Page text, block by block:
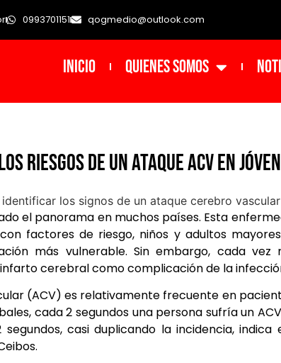
0993701151 qogmedio@outlook.com
INICIO Quienes Somos
riesgos de un ataque ACV en
el panorama en muchos países. Esta
factores de riesgo, niños y adultos
más vulnerable. Sin embargo, cada vez
cerebral como complicación de la
(ACV) es relativamente frecuente en
cada 2 segundos una persona sufría un
casi duplicando la incidencia, indica